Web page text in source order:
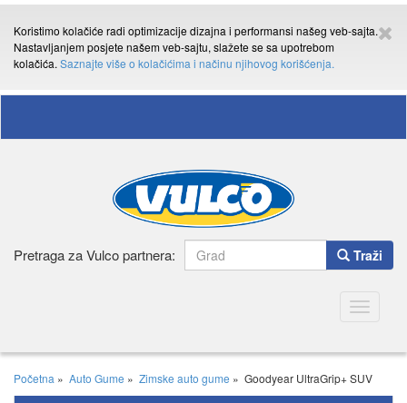
Koristimo kolačiće radi optimizacije dizajna i performansi našeg veb-sajta.
Nastavljanjem posjete našem veb-sajtu, slažete se sa upotrebom
kolačića. Saznajte više o kolačićima i načinu njihovog korišćenja.
Pretraga za Vulco partnera: Traži
Toggle
Početna » Auto Gume » Zimske auto gume » Goodyear UltraGrip+ SUV